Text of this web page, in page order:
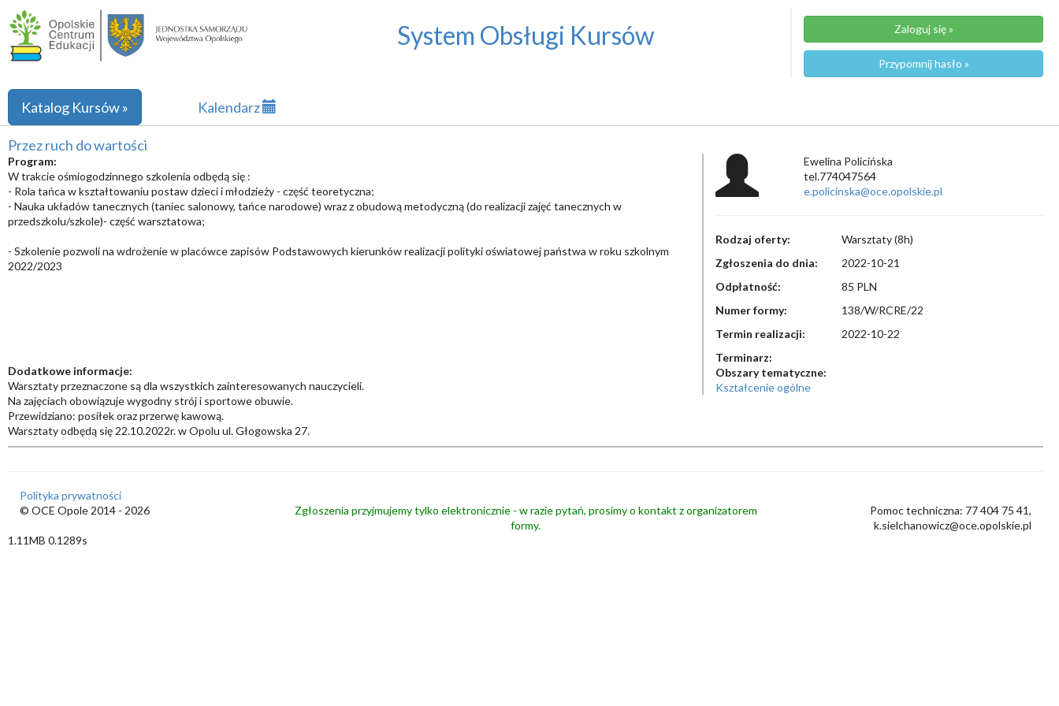
System Obsługi Kursów Zaloguj się »
Przypomnij hasło »
Katalog Kursów » Kalendarz
Przez ruch do wartości
Program:
W trakcie ośmiogodzinnego szkolenia odbędą się :
- Rola tańca w kształtowaniu postaw dzieci i młodzieży - część teoretyczna;
- Nauka układów tanecznych (taniec salonowy, tańce narodowe) wraz z obudową metodyczną (do realizacji zajęć tanecznych w
przedszkolu/szkole)- część warsztatowa;
- Szkolenie pozwoli na wdrożenie w placówce zapisów Podstawowych kierunków realizacji polityki oświatowej państwa w roku szkolnym
2022/2023
Dodatkowe informacje:
Warsztaty przeznaczone są dla wszystkich zainteresowanych nauczycieli.
Na zajęciach obowiązuje wygodny strój i sportowe obuwie.
Przewidziano: posiłek oraz przerwę kawową.
Warsztaty odbędą się 22.10.2022r. w Opolu ul. Głogowska 27.
Ewelina Policińska
tel.774047564
e.policinska@oce.opolskie.pl
Rodzaj oferty:
Warsztaty (8h)
Zgłoszenia do dnia:
2022-10-21
Odpłatność:
85 PLN
Numer formy:
138/W/RCRE/22
Termin realizacji:
2022-10-22
Terminarz:
Obszary tematyczne:
Kształcenie ogólne
Polityka prywatności
© OCE Opole 2014 - 2026
Zgłoszenia przyjmujemy tylko elektronicznie - w razie pytań, prosimy o kontakt z organizatorem
formy.
Pomoc techniczna: 77 404 75 41,
k.sielchanowicz@oce.opolskie.pl
1.11MB 0.1289s